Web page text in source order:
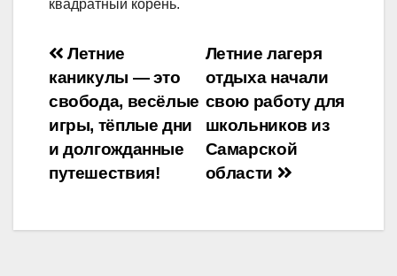
квадратный корень.
Навигация
по
записям
Летние лагеря
отдыха начали
свою работу для
школьников из
Самарской
области
Летние
каникулы — это
свобода, весёлые
игры, тёплые дни
и долгожданные
путешествия!